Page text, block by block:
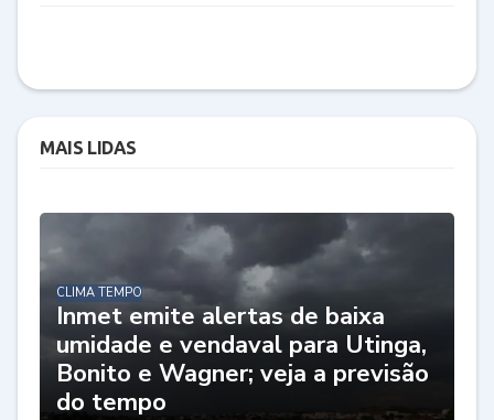
MAIS LIDAS
CLIMA TEMPO
Inmet emite alertas de baixa
umidade e vendaval para Utinga,
Bonito e Wagner; veja a previsão
do tempo